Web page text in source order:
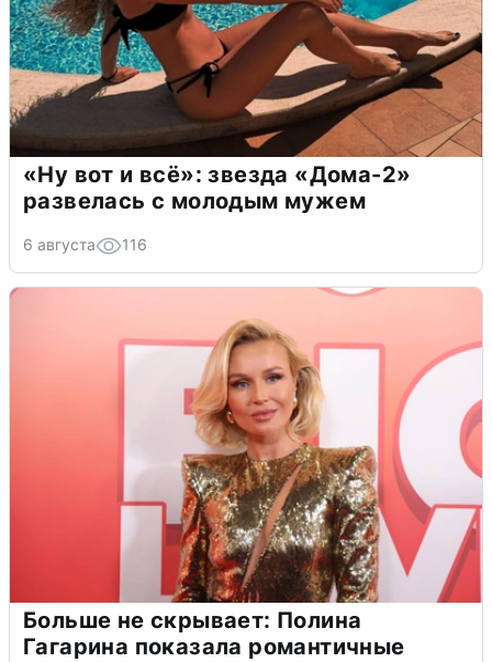
«Ну вот и всё»: звезда «Дома-2»
развелась с молодым мужем
6 августа 116
Больше не скрывает: Полина
Гагарина показала романтичные